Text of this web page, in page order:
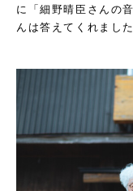
に「細野晴臣さんの
んは答えてくれました